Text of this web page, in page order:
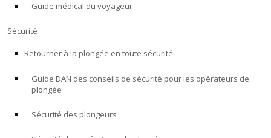
Alert Diver
Blog
Guide médical du voyageur
Sécurité
Retourner à la plongée en toute sécurité
Guide DAN des conseils de sécurité pour les opérateurs de
plongée
Sécurité des plongeurs